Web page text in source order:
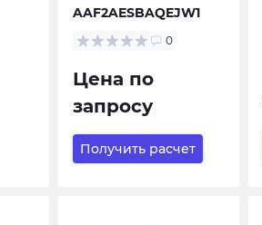
AAF2AESBAQEJW1
0
Цена по
запросу
Получить расчет